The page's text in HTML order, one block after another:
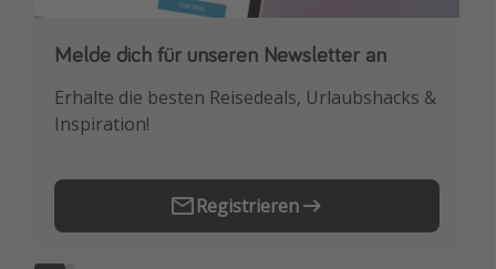
Melde dich für unseren Newsletter an
Erhalte die besten Reisedeals, Urlaubshacks &
Inspiration!
Registrieren
Downloade unsere App
Buche die besten Reiseschnäppchen als
Erstes.